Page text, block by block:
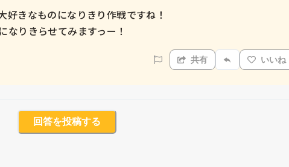
きなものになりきり作戦ですね！
なりきらせてみますっー！
共有 いいね
回答を投稿する